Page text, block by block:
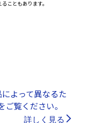
こともあります。
よって異なるた
覧ください。
詳しく見る